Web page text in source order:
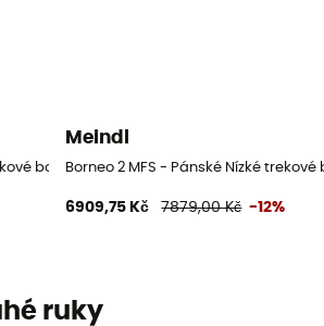
boty
Meindl
Borneo 2 MFS - Pánské Nízké trekové
6909,75 Kč 7879,00 Kč -12%
ruky